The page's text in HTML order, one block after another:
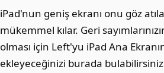
iPad'nun geniş ekranı onu göz
mükemmel kılar. Geri
olması için Left'yu iPad Ana
ekleyeceğinizi burada